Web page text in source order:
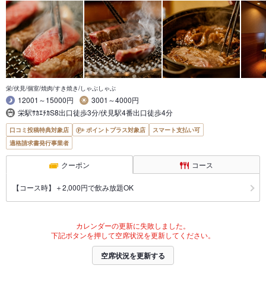
栄/伏見/個室/焼肉/すき焼き/しゃぶしゃぶ
12001～15000円
3001～4000円
栄駅ｻｶｴﾁｶS8出口徒歩3分/伏見駅4番出口徒歩4分
口コミ投稿特典対象店 ポイントプラス対象店
スマート支払い可
適格請求書発行事業者
クーポン コース
【コース時】＋2,000円で飲み放題OK
カレンダーの更新に失敗しました。
下記ボタンを押して空席状況を更新してください。
空席状況を更新する